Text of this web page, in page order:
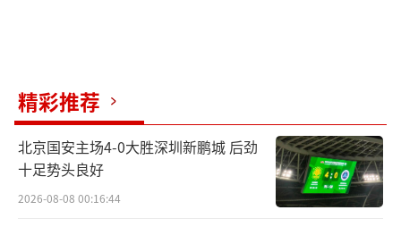
精彩推荐
北京国安主场4-0大胜深圳新鹏城 后劲
十足势头良好
2026-08-08 00:16:44